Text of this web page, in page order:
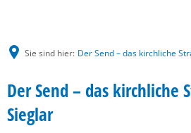
Sie sind hier: Der Send – das kirchliche
Der Send – das kirchliche
Sieglar